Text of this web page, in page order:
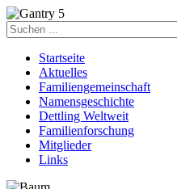
Startseite
Aktuelles
Familiengemeinschaft
Namensgeschichte
Dettling Weltweit
Familienforschung
Mitglieder
Links